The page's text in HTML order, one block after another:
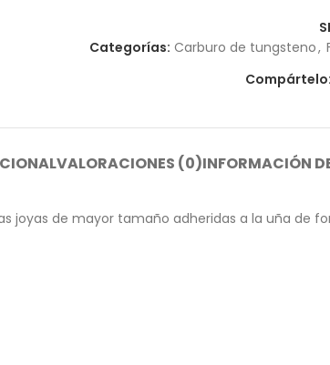
Categorías: Carburo de tungsteno,
Compártelo:
VALORACIONES (0)INFORMACIÓN
joyas de mayor tamaño adheridas a la uña de